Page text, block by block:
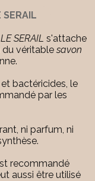
SERAIL s'attache
véritable savon
bactéricides, le
par les
ni parfum, ni
recommandé
aussi être utilisé